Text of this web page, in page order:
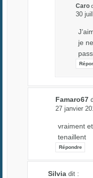
Caro
30
je
Famaro67
27 janvier
vraiment
tenaillent
Répondre
Silvia dit :